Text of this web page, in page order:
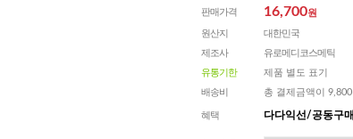
판매가격 16,700원
원산지
대한민국
제조사
유로메디코스메틱
유통기한
제품 별도 표기
배송비
총 결제금액이
혜택 다다익선/공동구